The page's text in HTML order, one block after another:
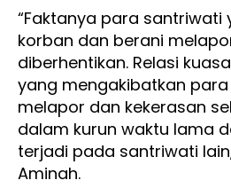
“Faktanya para santriwati
korban dan berani
diberhentikan. Relasi
yang mengakibatkan
melapor dan kekerasan
dalam kurun waktu lama
terjadi pada santriwati
Aminah.